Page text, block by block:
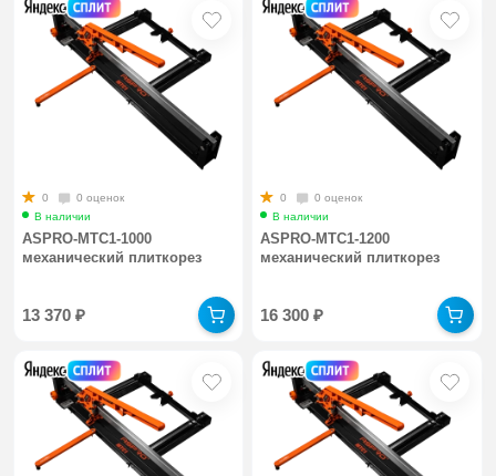
0
0 оценок
В наличии
ASPRO-MTC1-1000
механический плиткорез
13 370₽
0
0 оценок
В наличии
ASPRO-MTC1-1200
механический плиткорез
16 300₽